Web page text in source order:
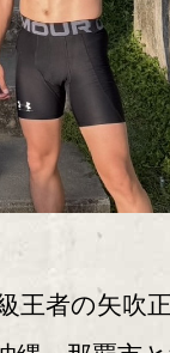
王者の矢吹